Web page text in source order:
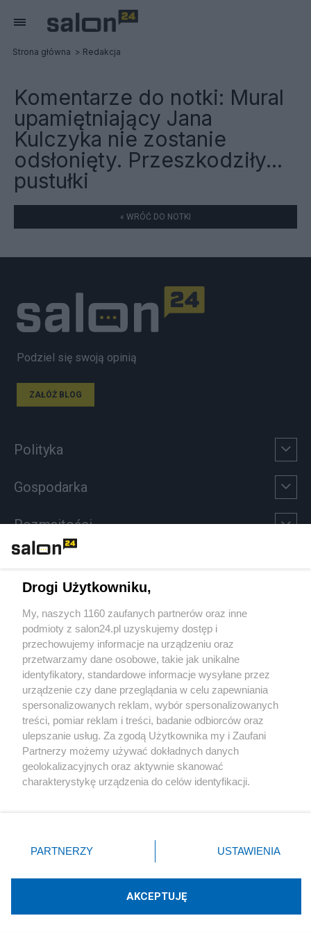
Strona główna Redakcja
Komentarze do notki: Mural
upamiętniający Jana
Kulczyka nie zostanie
odsłonięty. Przeszkodziły...
pustułki
« WRÓĆ DO NOTKI
Podziel się swoją opinią
ZAŁÓŻ BLOG
Polityka
Gospodarka
Rozmaitości
Sport
Społeczeństwo
Kultura
X Facebook Instagram Youtube
Technologię dostarcza:W3media.pl
Drogi Użytkowniku,
My, naszych 1160 zaufanych partnerów oraz inne
podmioty z salon24.pl uzyskujemy dostęp i
przechowujemy informacje na urządzeniu oraz
przetwarzamy dane osobowe, takie jak unikalne
identyfikatory, standardowe informacje wysyłane przez
urządzenie czy dane przeglądania w celu zapewniania
spersonalizowanych reklam, wybór spersonalizowanych
treści, pomiar reklam i treści, badanie odbiorców oraz
ulepszanie usług. Za zgodą Użytkownika my i Zaufani
Partnerzy możemy używać dokładnych danych
geolokalizacyjnych oraz aktywnie skanować
charakterystykę urządzenia do celów identyfikacji.
zmienić/wycofać klikając przycisk ustawień prywatności
znajdujący się w lewym dolnym rogu strony
rodzaje przetwarzania danych nie wymagają zgody
użytkownika, ale masz prawo sprzeciwić się takiemu
PARTNERZY USTAWIENIA
AKCEPTUJĘ